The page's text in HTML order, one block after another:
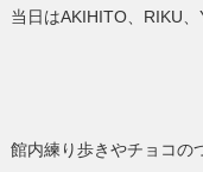
当日はAKIHITO、RIKU、
館内練り歩きやチョコの